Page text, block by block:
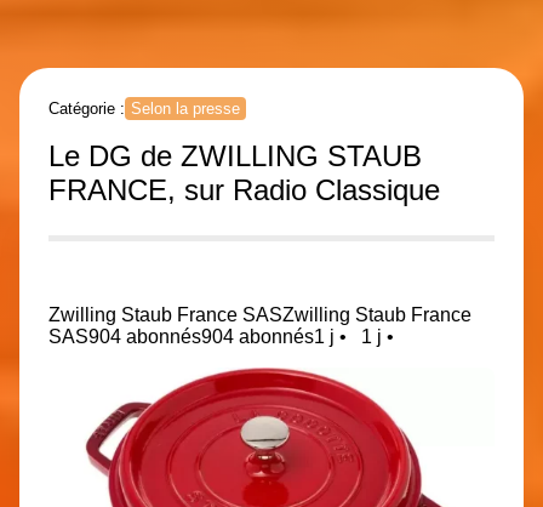
Catégorie : Selon la presse
Le DG de ZWILLING STAUB
FRANCE, sur Radio Classique
Zwilling Staub France SASZwilling Staub France
SAS904 abonnés904 abonnés1 j • 1 j •